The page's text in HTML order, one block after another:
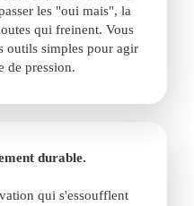
les "oui mais", la
qui freinent. Vous
outils simples pour agir
de pression.
durable.
qui s'essoufflent